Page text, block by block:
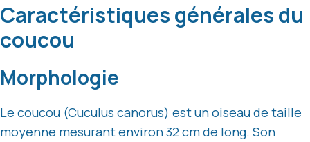
Caractéristiques générales du
coucou
Morphologie
Le coucou (Cuculus canorus) est un oiseau de taille
moyenne mesurant environ 32 cm de long. Son